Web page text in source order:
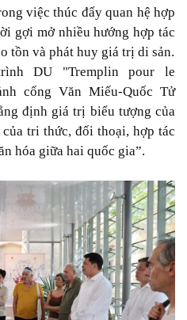
việc thúc đẩy quan hệ hợp
gợi mở nhiều hướng hợp tác
tồn và phát huy giá trị di sản.
DU "Tremplin pour le
cổng Văn Miếu-Quốc Tử
định giá trị biểu tượng của
tri thức, đối thoại, hợp tác
hóa giữa hai quốc gia”.